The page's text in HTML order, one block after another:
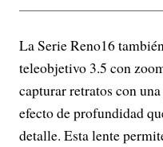
La Serie Reno16
teleobjetivo 3.5 con
capturar retratos con
efecto de profundidad
detalle. Esta lente